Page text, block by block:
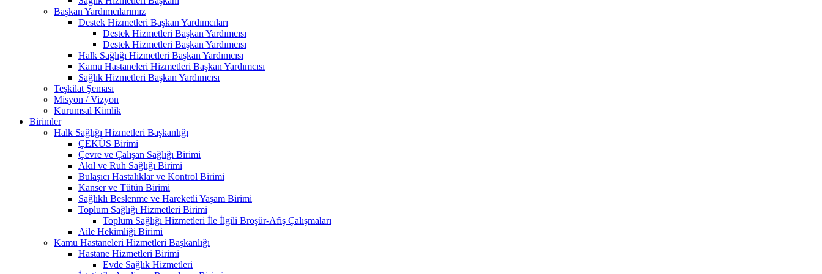
Başkan Yardımcılarımız
Destek Hizmetleri Başkan Yardımcıları
Destek Hizmetleri Başkan Yardımcısı
Destek Hizmetleri Başkan Yardımcısı
Halk Sağlığı Hizmetleri Başkan Yardımcısı
Kamu Hastaneleri Hizmetleri Başkan Yardımcısı
Sağlık Hizmetleri Başkan Yardımcısı
Teşkilat Şeması
Misyon / Vizyon
Kurumsal Kimlik
Birimler
Halk Sağlığı Hizmetleri Başkanlığı
ÇEKÜS Birimi
Çevre ve Çalışan Sağlığı Birimi
Akıl ve Ruh Sağlığı Birimi
Bulaşıcı Hastalıklar ve Kontrol Birimi
Kanser ve Tütün Birimi
Sağlıklı Beslenme ve Hareketli Yaşam Birimi
Toplum Sağlığı Hizmetleri Birimi
Toplum Sağlığı Hizmetleri İle İlgili Broşür-Afiş Çalışmaları
Aile Hekimliği Birimi
Kamu Hastaneleri Hizmetleri Başkanlığı
Hastane Hizmetleri Birimi
Evde Sağlık Hizmetleri